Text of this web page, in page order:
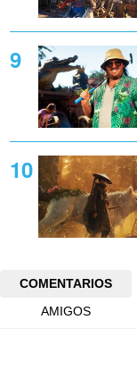
COMENTARIOS
AMIGOS